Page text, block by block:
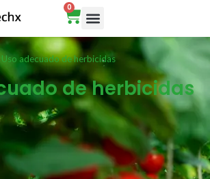
0
Cart
adecuado de herbicidas
de herbicidas